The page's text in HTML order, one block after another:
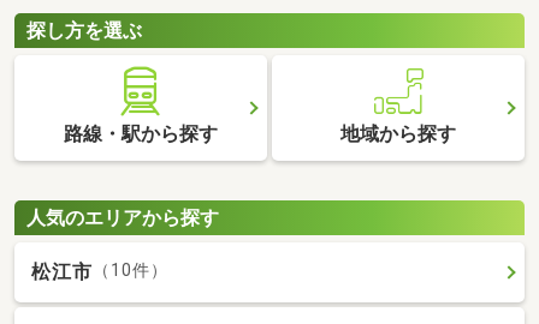
貸物件のなかから、気になるお部屋を見つけてくださいね。
探し方を選ぶ
路線・駅から探す 地域から探す
人気のエリアから探す
松江市 （10件）